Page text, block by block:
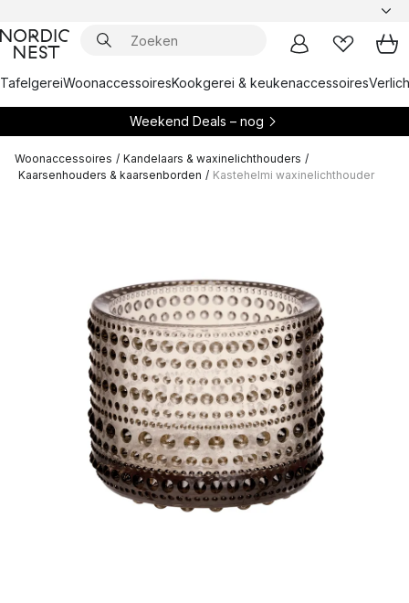
TafelgereiWoonaccessoiresKookgerei & keukenaccessoires
Weekend Deals – nog
Woonaccessoires / Kandelaars & waxinelichthouders /
Kaarsenhouders & kaarsenborden / Kastehelmi waxinelichthouder